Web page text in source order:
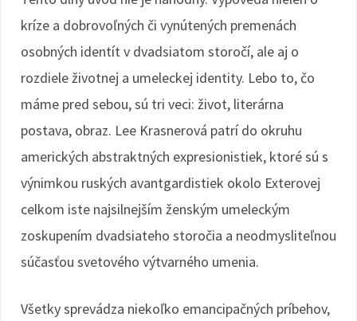
kríze a dobrovoľných či vynútených premenách
osobných identít v dvadsiatom storočí, ale aj o
rozdiele životnej a umeleckej identity. Lebo to, čo
máme pred sebou, sú tri veci: život, literárna
postava, obraz. Lee Krasnerová patrí do okruhu
amerických abstraktných expresionistiek, ktoré sú s
výnimkou ruských avantgardistiek okolo Exterovej
celkom iste najsilnejším ženským umeleckým
zoskupením dvadsiateho storočia a neodmysliteľnou
súčasťou svetového výtvarného umenia.
Všetky sprevádza niekoľko emancipačných príbehov,